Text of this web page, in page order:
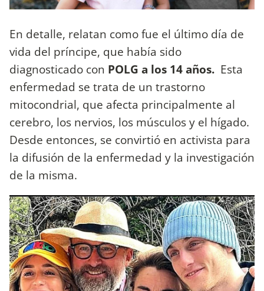
En detalle, relatan como fue el último día de
vida del príncipe, que había sido
diagnosticado con POLG a los 14 años. Esta
enfermedad se trata de un trastorno
mitocondrial, que afecta principalmente al
cerebro, los nervios, los músculos y el hígado.
Desde entonces, se convirtió en activista para
la difusión de la enfermedad y la investigación
de la misma.